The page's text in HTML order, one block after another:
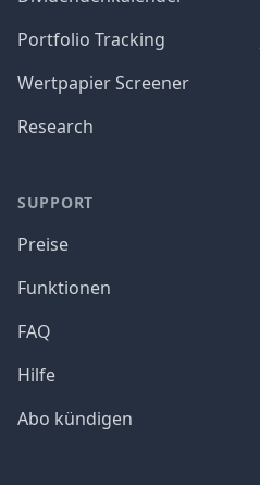
Portfolio Tracking
Wertpapier Screener
Research
SUPPORT
Preise
Funktionen
FAQ
Hilfe
Abo kündigen